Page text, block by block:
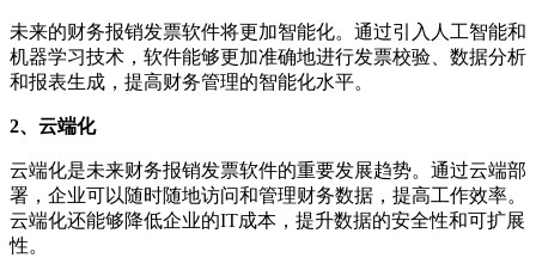
未来的财务报销发票软件将更加智能化。通过引入人工智能和
机器学习技术，软件能够更加准确地进行发票校验、数据分析
和报表生成，提高财务管理的智能化水平。
2、云端化
云端化是未来财务报销发票软件的重要发展趋势。通过云端部
署，企业可以随时随地访问和管理财务数据，提高工作效率。
云端化还能够降低企业的IT成本，提升数据的安全性和可扩展
性。